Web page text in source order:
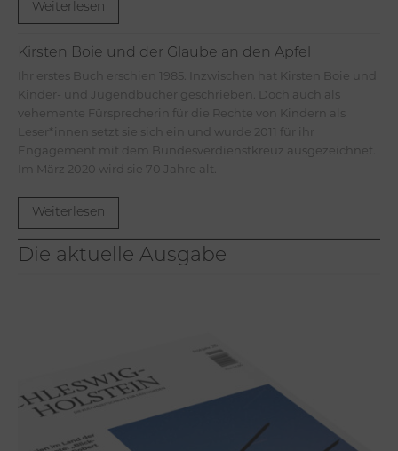
Weiterlesen
Kirsten Boie und der Glaube an den Apfel
Ihr erstes Buch erschien 1985. Inzwischen hat Kirsten Boie und
Kinder- und Jugendbücher geschrieben. Doch auch als
vehemente Fürsprecherin für die Rechte von Kindern als
Leser*innen setzt sie sich ein und wurde 2011 für ihr
Engagement mit dem Bundesverdienstkreuz ausgezeichnet.
Im März 2020 wird sie 70 Jahre alt.
Weiterlesen
Die aktuelle Ausgabe